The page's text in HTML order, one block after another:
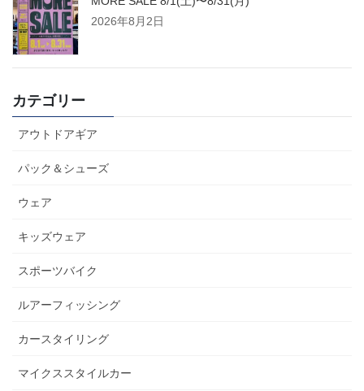
2026年8月2日
カテゴリー
アウトドアギア
パック＆シューズ
ウェア
キッズウェア
スポーツバイク
ルアーフィッシング
カースタイリング
マイクススタイルカー